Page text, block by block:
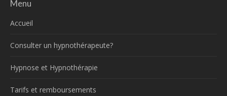
Menu
Accueil
Consulter un hypnothérapeute?
Hypnose et Hypnothérapie
Tarifs et remboursements